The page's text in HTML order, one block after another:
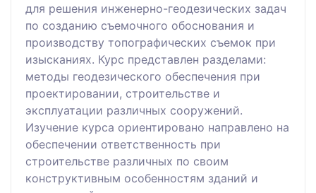
для решения инженерно-геодезических задач
по созданию съемочного обоснования и
производству топографических съемок при
изысканиях. Курс представлен разделами:
методы геодезического обеспечения при
проектировании, строительстве и
эксплуатации различных сооружений.
Изучение курса ориентировано направлено на
обеспечении ответственность при
строительстве различных по своим
конструктивным особенностям зданий и